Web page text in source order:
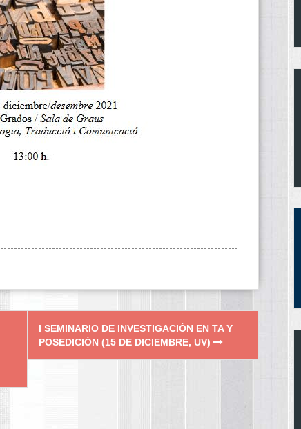
I SEMINARIO DE INVESTIGACIÓN EN TA Y
POSEDICIÓN (15 DE DICIEMBRE, UV)